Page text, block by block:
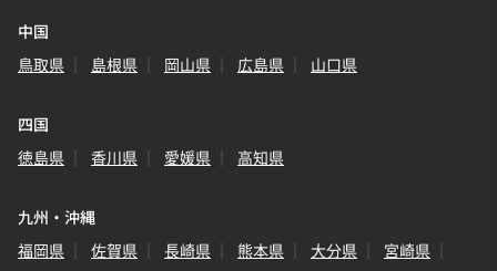
中国
鳥取県
島根県 岡山県 広島県 山口県
四国
徳島県
香川県 愛媛県 高知県
九州・沖縄
福岡県
佐賀県 長崎県 熊本県 大分県
宮崎県